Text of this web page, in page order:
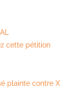
cette pétition​
plainte contre X